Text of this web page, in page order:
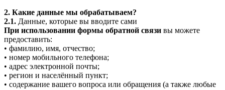
2. Какие данные мы обрабатываем?
2.1. Данные, которые вы вводите сами
При использовании формы обратной связи вы можете
предоставить:
• фамилию, имя, отчество;
• номер мобильного телефона;
• адрес электронной почты;
• регион и населённый пункт;
• содержание вашего вопроса или обращения (а также любые